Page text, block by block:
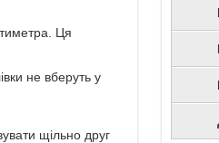
Ця
не вберуть у
щільно друг